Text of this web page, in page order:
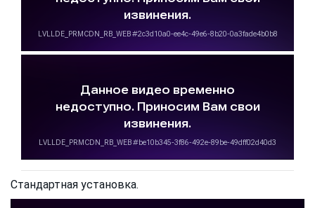
Стандартная установка.